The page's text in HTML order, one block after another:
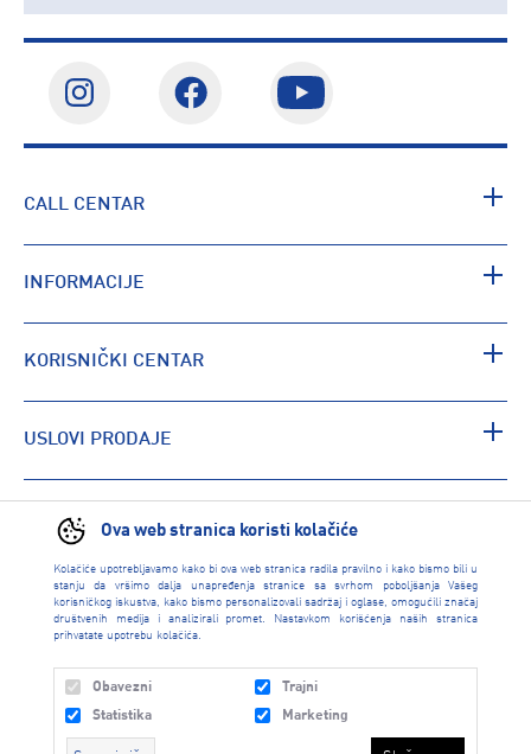
Ova web stranica koristi kolačiće
Kolačiće upotrebljavamo kako bi ova web stranica radila pravilno i kako bismo bili u
stanju da vršimo dalja unapređenja stranice sa svrhom poboljšanja Vašeg
korisničkog iskustva, kako bismo personalizovali sadržaj i oglase, omogućili značaj
društvenih medija i analizirali promet. Nastavkom korišćenja naših stranica
prihvatate upotrebu kolačića.
Obavezni
Trajni
Statistika
Marketing
CALL CENTAR
INFORMACIJE
KORISNIČKI CENTAR
USLOVI PRODAJE
PRONAĐI RADNJU